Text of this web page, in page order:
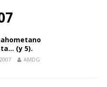
(y 5).
AMDG